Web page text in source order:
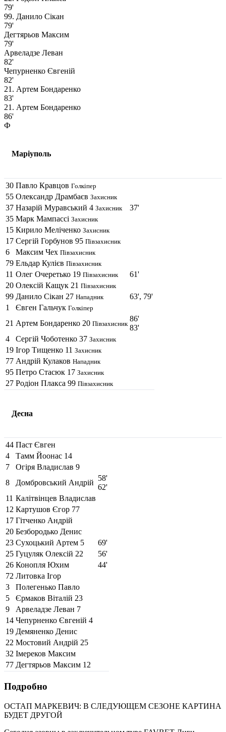
79'
99. Данило Сiкан
79'
Дегтярьов Максим
79'
Арвеладзе Леван
82'
Чепурненко Євгеній
82'
21. Артем Бондаренко
83'
21. Артем Бондаренко
86'
Ф
Маріуполь
30 Павло Кравцов Голкіпер
55 Олександр Драмбаєв Захисник
37 Назарій Муравський 4 Захисник
37'
35 Марк Мампассi Захисник
15 Кирило Мелiченко Захисник
17 Сергій Горбунов 95 Півзахисник
6 Максим Чех Півзахисник
79 Ельдар Кулієв Півзахисник
11 Олег Очеретько 19 Півзахисник
61'
20 Олексій Кащук 21 Півзахисник
99 Данило Сiкан 27 Нападник
63', 79'
1
Євген Гальчук Голкіпер
21 Артем Бондаренко 20 Півзахисник
86'
83'
4
Сергій Чоботенко 37 Захисник
19 Ігор Тищенко 11 Захисник
77 Андрій Кулаков Нападник
95 Петро Стасюк 17 Захисник
27 Родіон Плакса 99 Півзахисник
Десна
44 Паст Євген
4
Тамм Йоонас 14
7
Огіря Владислав 9
8
Домбровський Андрій
58'
62'
11 Калітвінцев Владислав
12 Картушов Єгор 77
17 Гітченко Андрій
20 Безбородько Денис
23 Сухоцький Артем 5
69'
25 Гуцуляк Олексій 22
56'
26 Конопля Юхим
44'
72 Литовка Ігор
3
Полегенько Павло
5
Єрмаков Віталій 23
9
Арвеладзе Леван 7
14 Чепурненко Євгеній 4
19 Демяненко Денис
22 Мостовий Андрій 25
32 Імереков Максим
77 Дегтярьов Максим 12
Подробно
ОСТАП МАРКЕВИЧ: В СЛЕДУЮЩЕМ СЕЗОНЕ КАРТИНА
БУДЕТ ДРУГОЙ